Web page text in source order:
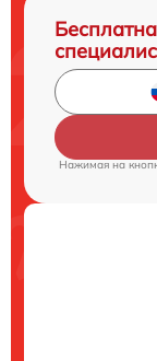
Нажимая на